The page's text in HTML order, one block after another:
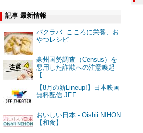
記事 最新情報
バクラバ: こころに栄養、お
やつレシピ
豪州国勢調査（Census）を
悪用した詐欺への注意喚起
【...
【8月の新Lineup!】日本映画
無料配信 JFF...
おいしい日本 - Oishii NIHON
【和食】